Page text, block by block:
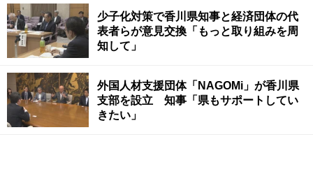
少子化対策で香川県知事と経済団体の代
表者らが意見交換「もっと取り組みを周
知して」
外国人材支援団体「NAGOMi」が香川県
支部を設立 知事「県もサポートしてい
きたい」